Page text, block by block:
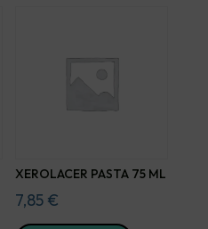
XEROLACER PASTA 75 ML
7,85 €